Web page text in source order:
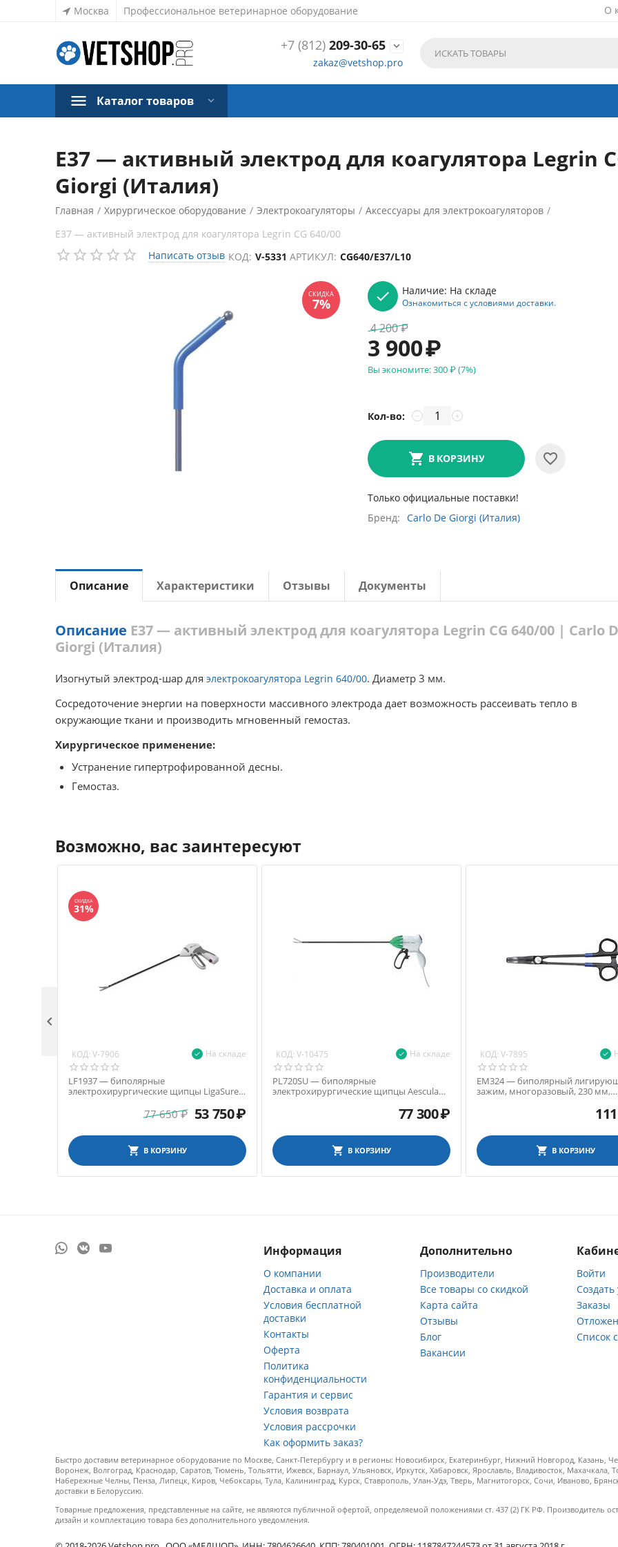
Москва Профессиональное ветеринарное оборудование О
+7 (812)209-30-65 
zakaz@vetshop.pro
Каталог товаров
E37 — активный электрод для коагулятора Legrin
Giorgi (Италия)
Главная / Хирургическое оборудование / Электрокоагуляторы / Аксессуары для электрокоагуляторов /
E37 — активный электрод для коагулятора Legrin CG 640/00
Написать отзыв КОД: V-5331 АРТИКУЛ: CG640/E37/L10
СКИДКА
Наличие: На складе
Ознакомиться с условиями доставки.
4 200₽
3 900₽
Вы экономите:300₽(7%)
Кол-во: +
−
В КОРЗИНУ
Только официальные поставки!
Бренд
Carlo De Giorgi (Италия)
Описание Характеристики Отзывы Документы
Описание E37 — активный электрод для коагулятора Legrin CG 640/00 | Carlo
Giorgi (Италия)
Изогнутый электрод-шар для электрокоагулятора Legrin 640/00. Диаметр 3 мм.
Сосредоточение энергии на поверхности массивного электрода дает возможность рассеивать тепло в
окружающие ткани и производить мгновенный гемостаз.
Хирургическое применение:
Устранение гипертрофированной десны.
Гемостаз.
Возможно, вас заинтересуют
СКИДКА
31%
КОД: V-7906 На складе
LF1937 — биполярные
электрохирургические щипцы LigaSure с
77 650 ₽ 53 750₽
В КОРЗИНУ
КОД: V-10475 На складе
PL720SU — биполярные
электрохирургические щипцы Aesculap
77 300₽
В КОРЗИНУ
КОД: V-7895
ЕМ324 — биполярный
зажим, многоразовый, 230 мм,
В КОРЗИНУ

Информация
О компании
Доставка и оплата
Условия бесплатной
доставки
Контакты
Оферта
Политика
конфиденциальности
Гарантия и сервис
Условия возврата
Условия рассрочки
Как оформить заказ?
Дополнительно
Производители
Все товары со скидкой
Карта сайта
Отзывы
Блог
Вакансии
Войти
Заказы
Список
Быстро доставим ветеринарное оборудование по Москве, Санкт-Петербургу и в регионы: Новосибирск, Екатеринбург, Нижний Новгород, Казань,
Воронеж, Волгоград, Краснодар, Саратов, Тюмень, Тольятти, Ижевск, Барнаул, Ульяновск, Иркутск, Хабаровск, Ярославль, Владивосток,
Набережные Челны, Пенза, Липецк, Киров, Чебоксары, Тула, Калининград, Курск, Ставрополь, Улан-Удэ, Тверь, Магнитогорск, Сочи, Иваново,
доставки в Белоруссию.
Товарные предложения, представленные на сайте, не являются публичной офертой, определяемой положениями ст. 437 (2) ГК РФ. Производитель
дизайн и комплектацию товара без дополнительного уведомления.